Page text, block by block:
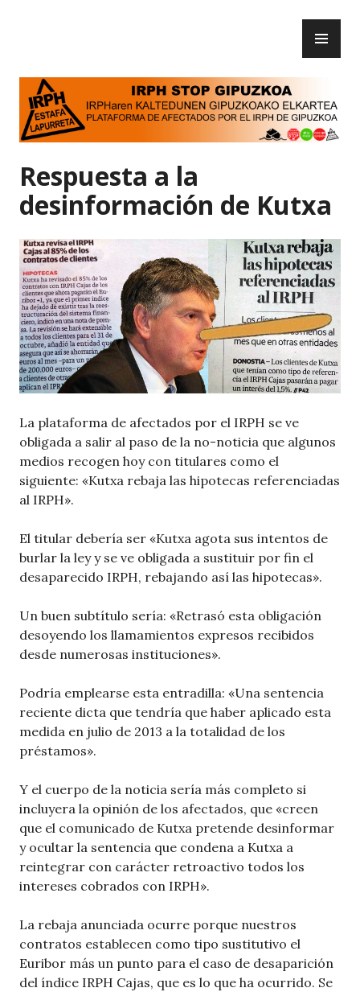
Respuesta a la
desinformación de Kutxa
La plataforma de afectados por el IRPH se ve
obligada a salir al paso de la no-noticia que algunos
medios recogen hoy con titulares como el
siguiente: «Kutxa rebaja las hipotecas referenciadas
al IRPH».
El titular debería ser «Kutxa agota sus intentos de
burlar la ley y se ve obligada a sustituir por fin el
desaparecido IRPH, rebajando así las hipotecas».
Un buen subtítulo sería: «Retrasó esta obligación
desoyendo los llamamientos expresos recibidos
desde numerosas instituciones».
Podría emplearse esta entradilla: «Una sentencia
reciente dicta que tendría que haber aplicado esta
medida en julio de 2013 a la totalidad de los
préstamos».
Y el cuerpo de la noticia sería más completo si
incluyera la opinión de los afectados, que «creen
que el comunicado de Kutxa pretende desinformar
y ocultar la sentencia que condena a Kutxa a
reintegrar con carácter retroactivo todos los
intereses cobrados con IRPH».
La rebaja anunciada ocurre porque nuestros
contratos establecen como tipo sustitutivo el
Euribor más un punto para el caso de desaparición
del índice IRPH Cajas, que es lo que ha ocurrido. Se